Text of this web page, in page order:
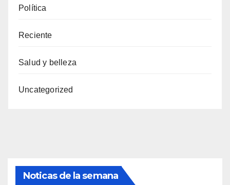
Política
Reciente
Salud y belleza
Uncategorized
Noticas de la semana